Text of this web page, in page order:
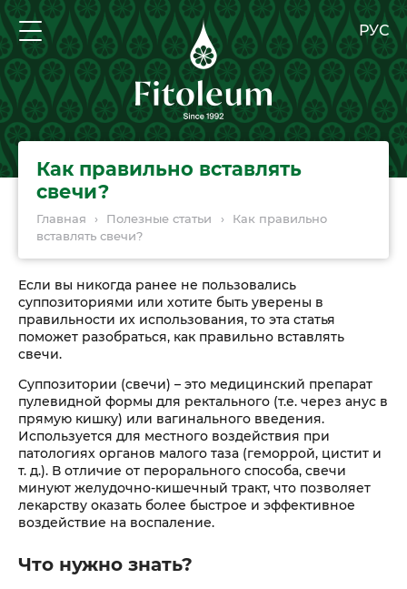
РУС
Главная › Полезные статьи ›
Как правильно
вставлять свечи?
Как правильно вставлять
свечи?
Если вы никогда ранее не пользовались
суппозиториями или хотите быть уверены в
правильности их использования, то эта статья
поможет разобраться, как правильно вставлять
свечи.
Суппозитории (свечи) – это медицинский препарат
пулевидной формы для ректального (т.е. через анус в
прямую кишку) или вагинального введения.
Используется для местного воздействия при
патологиях органов малого таза (геморрой, цистит и
т. д.). В отличие от перорального способа, свечи
минуют желудочно-кишечный тракт, что позволяет
лекарству оказать более быстрое и эффективное
воздействие на воспаление.
Что нужно знать?